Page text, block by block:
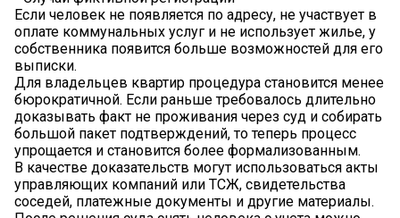
Если человек не появляется по адресу, не участвует в
оплате коммунальных услуг и не использует жилье, у
собственника появится больше возможностей для его
выписки.
Для владельцев квартир процедура становится менее
бюрократичной. Если раньше требовалось длительно
доказывать факт не проживания через суд и собирать
большой пакет подтверждений, то теперь процесс
упрощается и становится более формализованным.
В качестве доказательств могут использоваться акты
управляющих компаний или ТСЖ, свидетельства
соседей, платежные документы и другие материалы.